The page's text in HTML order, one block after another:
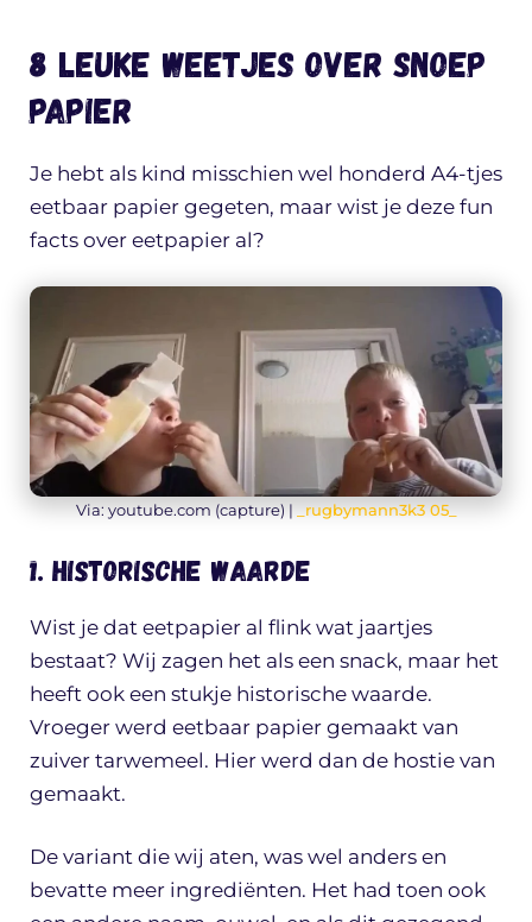
8 leuke weetjes over snoep
papier
Je hebt als kind misschien wel honderd A4-tjes
eetbaar papier gegeten, maar wist je deze fun
facts over eetpapier al?
Via: youtube.com (capture) | _rugbymann3k3 05_
1. Historische waarde
Wist je dat eetpapier al flink wat jaartjes
bestaat? Wij zagen het als een snack, maar het
heeft ook een stukje historische waarde.
Vroeger werd eetbaar papier gemaakt van
zuiver tarwemeel. Hier werd dan de hostie van
gemaakt.
De variant die wij aten, was wel anders en
bevatte meer ingrediënten. Het had toen ook